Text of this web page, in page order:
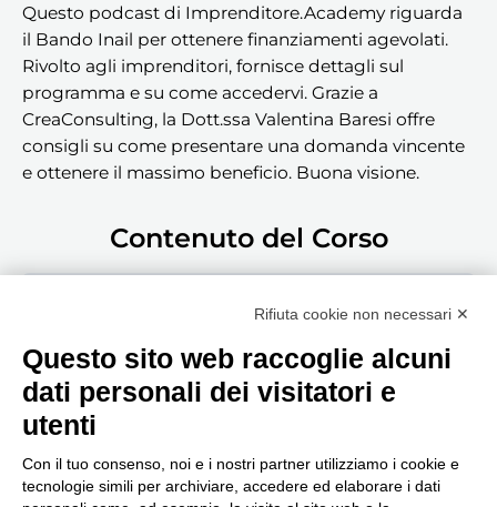
Questo podcast di Imprenditore.Academy riguarda
il Bando Inail per ottenere finanziamenti agevolati.
Rivolto agli imprenditori, fornisce dettagli sul
programma e su come accedervi. Grazie a
CreaConsulting, la Dott.ssa Valentina Baresi offre
consigli su come presentare una domanda vincente
e ottenere il massimo beneficio. Buona visione.
Contenuto del Corso
Clicca qui per guardare il podcast
Rifiuta cookie non necessari ✕
Questo sito web raccoglie alcuni
dati personali dei visitatori e
utenti
Con il tuo consenso, noi e i nostri partner utilizziamo i cookie e
tecnologie simili per archiviare, accedere ed elaborare i dati